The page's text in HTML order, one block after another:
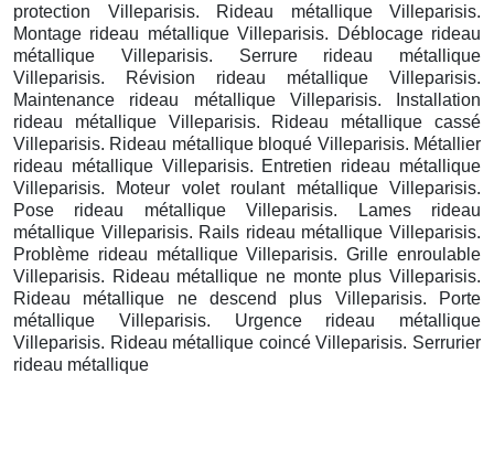
protection Villeparisis. Rideau métallique Villeparisis.
Montage rideau métallique Villeparisis. Déblocage rideau
métallique Villeparisis. Serrure rideau métallique
Villeparisis. Révision rideau métallique Villeparisis.
Maintenance rideau métallique Villeparisis. Installation
rideau métallique Villeparisis. Rideau métallique cassé
Villeparisis. Rideau métallique bloqué Villeparisis. Métallier
rideau métallique Villeparisis. Entretien rideau métallique
Villeparisis. Moteur volet roulant métallique Villeparisis.
Pose rideau métallique Villeparisis. Lames rideau
métallique Villeparisis. Rails rideau métallique Villeparisis.
Problème rideau métallique Villeparisis. Grille enroulable
Villeparisis. Rideau métallique ne monte plus Villeparisis.
Rideau métallique ne descend plus Villeparisis. Porte
métallique Villeparisis. Urgence rideau métallique
Villeparisis. Rideau métallique coincé Villeparisis. Serrurier
rideau métallique